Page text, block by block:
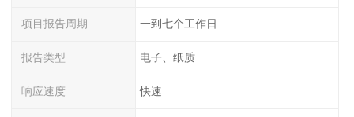
项目报告周期 一到七个工作日
报告类型 电子、纸质
响应速度 快速